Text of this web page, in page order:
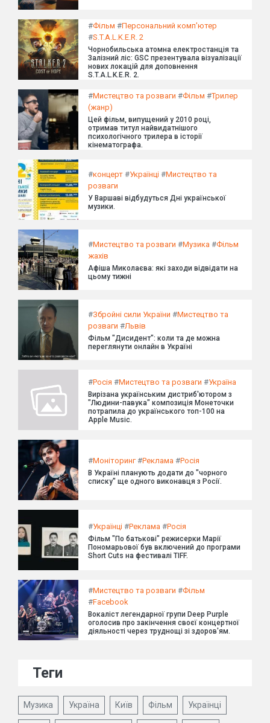
#Фільм #Персональний комп'ютер
#S.T.A.L.K.E.R. 2
Чорнобильська атомна електростанція та
Залізний ліс: GSC презентувала візуалізації
нових локацій для доповнення
S.T.A.L.K.E.R. 2.
#Мистецтво та розваги #Фільм #Трилер
(жанр)
Цей фільм, випущений у 2010 році,
отримав титул найвидатнішого
психологічного трилера в історії
кінематографа.
#концерт #Українці #Мистецтво та
розваги
У Варшаві відбудуться Дні української
музики.
#Мистецтво та розваги #Музика #Фільм
жахів
Афіша Миколаєва: які заходи відвідати на
цьому тижні
#Збройні сили України #Мистецтво та
розваги #Львів
Фільм "Дисидент": коли та де можна
переглянути онлайн в Україні
#Росія #Мистецтво та розваги #Україна
Вирізана українським дистриб'ютором з
"Людини-павука" композиція Монеточки
потрапила до українського топ-100 на
Apple Music.
#Моніторинг#Реклама #Росія
В Україні планують додати до "чорного
списку" ще одного виконавця з Росії.
#Українці #Реклама #Росія
Фільм "По батькові" режисерки Марії
Пономарьової був включений до програми
Short Cuts на фестивалі TIFF.
#Мистецтво та розваги #Фільм
#Facebook
Вокаліст легендарної групи Deep Purple
оголосив про закінчення своєї концертної
діяльності через труднощі зі здоров'ям.
Теги
Музика Україна Київ Фільм Українці